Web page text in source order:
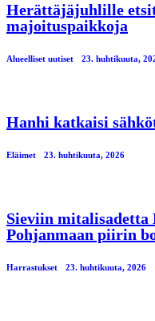
Herättäjäjuhlille
majoituspaikkoja
Alueelliset uutiset 23. huhtikuuta,
Hanhi katkaisi
Eläimet 23. huhtikuuta, 2026
Sieviin
Pohjanmaan piirin
Harrastukset 23. huhtikuuta, 2026